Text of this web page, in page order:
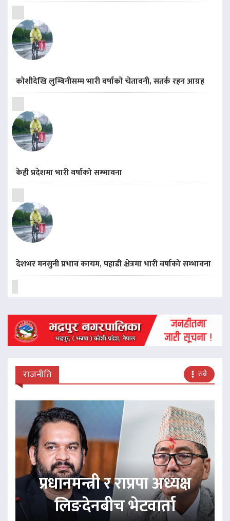
कोशीदेखि लुम्बिनीसम्म भारी वर्षाको चेतावनी, सतर्क रहन आग्रह
केही प्रदेशमा भारी वर्षाको सम्भावना
देशभर मनसुनी प्रभाव कायम, पहाडी क्षेत्रमा भारी वर्षाको सम्भावना
राजनीति सबै
प्रधानमन्त्री र राप्रपा अध्यक्ष
लिङदेनबीच भेटवार्ता